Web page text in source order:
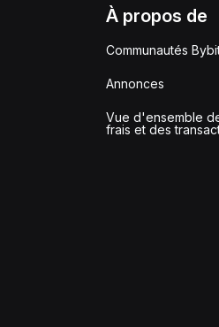
À propos de
Communautés
Annonces
Vue d'ensemble
frais et des